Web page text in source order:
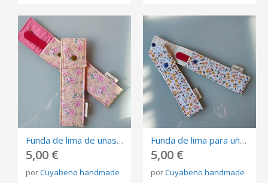
Funda de lima de uñas con cierre snap
5,00 €
porCuyabeno handmade
Funda de lima para uñas con cierre snap
5,00 €
porCuyabeno handmade